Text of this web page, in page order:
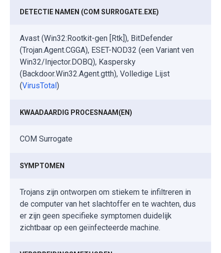
DETECTIE NAMEN (COM SURROGATE.EXE)
Avast (Win32:Rootkit-gen [Rtk]), BitDefender
(Trojan.Agent.CGGA), ESET-NOD32 (een Variant ven
Win32/Injector.DOBQ), Kaspersky
(Backdoor.Win32.Agent.gtth), Volledige Lijst
(VirusTotal)
KWAADAARDIG PROCESNAAM(EN)
COM Surrogate
SYMPTOMEN
Trojans zijn ontworpen om stiekem te infiltreren in
de computer van het slachtoffer en te wachten, dus
er zijn geen specifieke symptomen duidelijk
zichtbaar op een geïnfecteerde machine.